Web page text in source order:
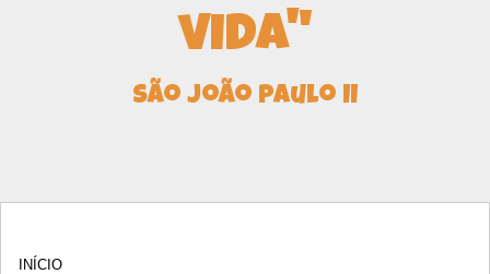
vida"
São João Paulo II
INÍCIO